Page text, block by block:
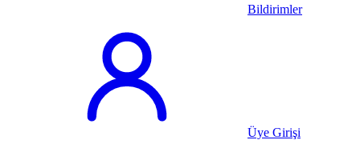
Bildirimler
Üye Girişi